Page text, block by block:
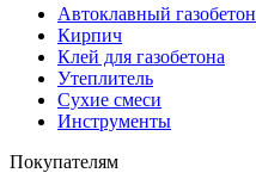
Автоклавный газобетон
Кирпич
Клей для газобетона
Утеплитель
Сухие смеси
Инструменты
Покупателям